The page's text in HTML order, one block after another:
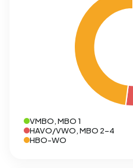
VMBO, MBO 1
HAVO/VWO, MBO 2-4
HBO-WO